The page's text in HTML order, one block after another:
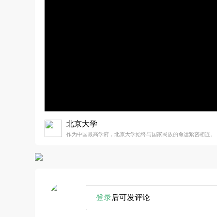
北京大学
作为中国最高学府，北京大学始终与国家民族的命运紧密相连。
登录后可发评论